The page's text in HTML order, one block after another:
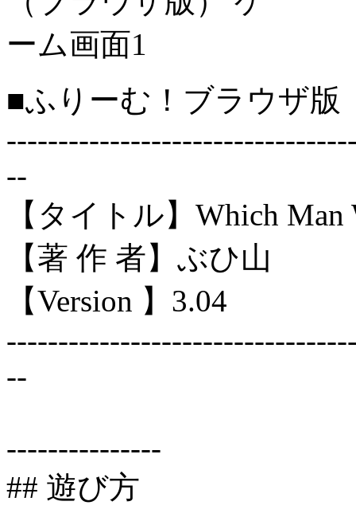
■ふりーむ！ブラウザ
--
【タイトル】Which Man
【著 作 者】ぶひ山
【Version 】3.04
--
---------------
## 遊び方